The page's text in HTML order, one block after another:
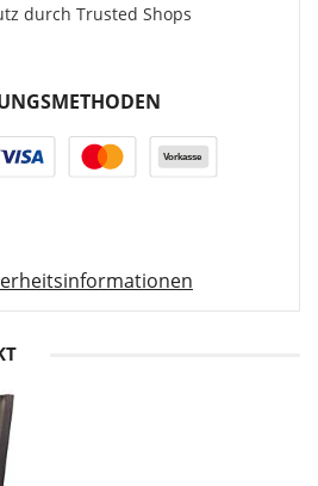
durch Trusted Shops